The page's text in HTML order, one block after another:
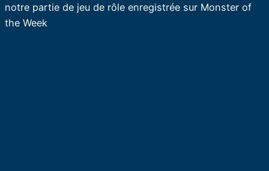
notre partie de jeu de rôle enregistrée sur Monster of
the Week